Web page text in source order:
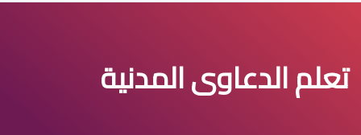
تعلم الدعاوى المدنية